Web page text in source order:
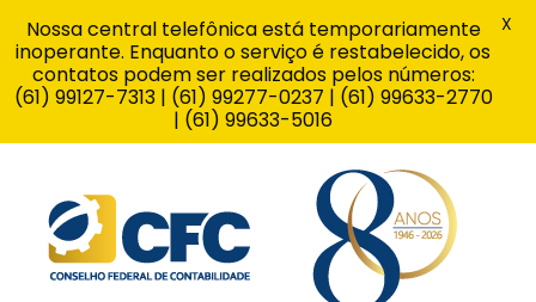
Nossa central telefônica está temporariamente
inoperante. Enquanto o serviço é restabelecido, os
contatos podem ser realizados pelos números:
(61) 99127-7313 | (61) 99277-0237 | (61) 99633-2770
| (61) 99633-5016
X